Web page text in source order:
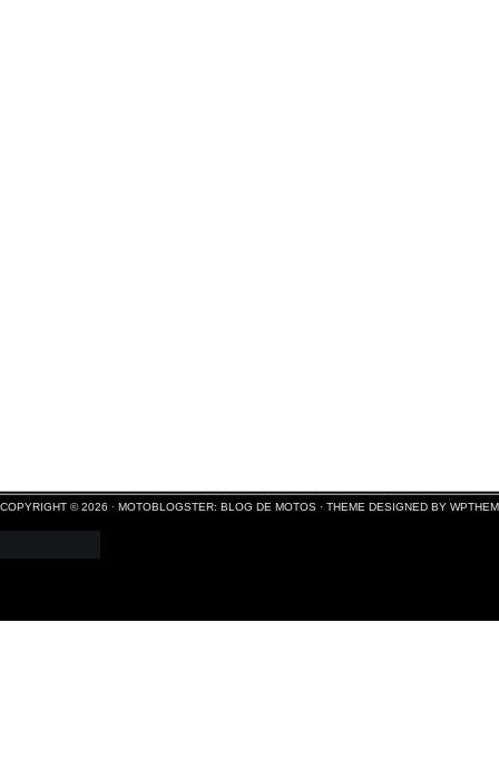
COPYRIGHT © 2026 · MOTOBLOGSTER: BLOG DE MOTOS · THEME DESIGNED BY